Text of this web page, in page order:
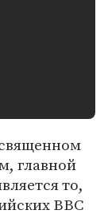
главной
то,
ВВС